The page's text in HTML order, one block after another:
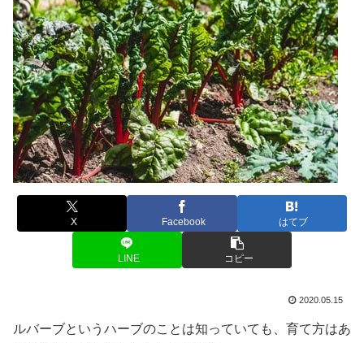
X Facebook はてブ
LINE コピー
2020.05.15
ルバーブというハーブのことは知っていても、育て方はあ